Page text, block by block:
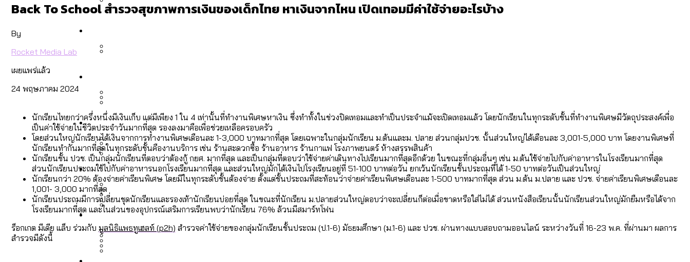
สมุดจดการบ้าน ส.ก. 2569 : แต่ละเขตมีปัญหาอะไรที่ ส.ก. ต้องทำการบ้าน
Vote62 ขอบคุณประชาชนที่ร่วมสังเกตการณ์การเลือกตั้งชวนคุยกันถึงบทเรียนที่เราได้รับจากเลือกตั้ง กรุงเทพฯ – พัทยา
กทม. มีอำนาจแค่ไหน ในการแก้ปัญหาให้คนที่อาศัยอยู่ในกรุงเทพฯ
สวนสาธารณะและพื้นที่สีเขียวใน กทม. เพิ่มขึ้นและเข้าถึงได้มากน้อยแค่ไหน
ขยะมูลฝอย 2568 [ข้อมูลดิบ]
ขยะของคน กทม. ที่ยังถูกนำไปทิ้งที่ ฉะเชิงเทรา นครปฐม และล่าสุดที่กาญจนบุรี
โลกใบเดียว สิทธิไม่เท่ากัน: กฎหมายการรับรองเพศของ Transgender ทั่วโลก ประเทศไหนทำได้บ้าง?
สำรวจ Hate Speech ที่ถูกผลิตซ้ำผ่านวิดีโอ AI ในช่วงความขัดแย้งไทย-กัมพูชา [ข้อมูลดิบ]
ความเกลียดชังที่ขายได้ : สำรวจ Hate Speech ที่ถูกผลิตซ้ำผ่านวิดีโอ AI ในช่วงความขัดแย้งไทย-กัมพูชา
Economy
เมกะโปรเจ็กต์ของ กทม. ในช่วงที่มีการใช้งบคาบเกี่ยวในยุคชัชชาติ มีอะไร ใช้งบแค่ไหน
ค่าฝุ่นในกรุงเทพฯ 2025 เทียบกับจำนวนควันบุหรี่ที่เข้าปอด [ข้อมูลดิบ]
Future
สังคมผู้สูงอายุไทย [ข้อมูลดิบ]
Database
Back To School สำรวจสุขภาพการเงินของเด็กไทย หาเงินจากไหน เปิดเทอมมีค่าใช้จ่ายอะไรบ้าง
By
Rocket Media Lab
เผยแพร่แล้ว
24 พฤษภาคม 2024
นักเรียนไทยกว่าครึ่งหนึ่งมีเงินเก็บ แต่มีเพียง 1 ใน 4 เท่านั้นที่ทำงานพิเศษหาเงิน ซึ่งทำทั้งในช่วงปิดเทอมและทำเป็นประจำแม้จะเปิดเทอมแล้ว โดยนักเรียนในทุกระดับชั้นที่ทำงานพิเศษมีวัตถุประสงค์เพื่อ
เป็นค่าใช้จ่ายในชีวิตประจำวันมากที่สุด รองลงมาคือเพื่อช่วยเหลือครอบครัว
โดยส่วนใหญ่นักเรียนได้เงินจากการทำงานพิเศษเดือนละ 1-3,000 บาทมากที่สุด โดยเฉพาะในกลุ่มนักเรียน ม.ต้นและม. ปลาย ส่วนกลุ่มปวช. นั้นส่วนใหญ่ได้เดือนละ 3,001-5,000 บาท โดยงานพิเศษที่
นักเรียนทำกันมากที่สุดในทุกระดับชั้นคืองานบริการ เช่น ร้านสะดวกซื้อ ร้านอาหาร ร้านกาแฟ โรงภาพยนตร์ ห้างสรรพสินค้า
นักเรียนชั้น ปวช. เป็นกลุ่มนักเรียนที่ตอบว่าต้องกู้ กยศ. มากที่สุด และเป็นกลุ่มที่ตอบว่าใช้จ่ายค่าเดินทางไปเรียนมากที่สุดอีกด้วย ในขณะที่กลุ่มอื่นๆ เช่น ม.ต้นใช้จ่ายไปกับค่าอาหารในโรงเรียนมากที่สุด
ส่วนนักเรียนประถมใช้ไปกับค่าอาหารนอกโรงเรียนมากที่สุด และส่วนใหญ่มักได้เงินไปโรงเรียนอยู่ที่ 51-100 บาทต่อวัน ยกเว้นนักเรียนชั้นประถมที่ได้ 1-50 บาทต่อวันเป็นส่วนใหญ่
นักเรียนกว่า 20% ต้องจ่ายค่าเรียนพิเศษ โดยมีในทุกระดับชั้นต้องจ่าย ตั้งแต่ชั้นประถมที่สะท้อนว่าจ่ายค่าเรียนพิเศษเดือนละ 1-500 บาทมากที่สุด ส่วน ม.ต้น ม.ปลาย และ ปวช. จ่ายค่าเรียนพิเศษเดือนละ
1,001- 3,000 มากที่สุด
นักเรียนประถมมีการเปลี่ยนชุดนักเรียนและรองเท้านักเรียนบ่อยที่สุด ในขณะที่นักเรียน ม.ปลายส่วนใหญ่ตอบว่าจะเปลี่ยนก็ต่อเมื่อขาดหรือใส่ไม่ได้ ส่วนหนังสือเรียนนั้นนักเรียนส่วนใหญ่มักยืมหรือได้จาก
โรงเรียนมากที่สุด และในส่วนของอุปกรณ์เสริมการเรียนพบว่านักเรียน 76% ล้วนมีสมาร์ทโฟน
ร็อกเกต มีเดีย แล็บ ร่วมกับ มูลนิธิแพธทูเฮลท์ (p2h) สำรวจค่าใช้จ่ายของกลุ่มนักเรียนชั้นประถม (ป.1-6) มัธยมศึกษา (ม.1-6) และ ปวช. ผ่านทางแบบสอบถามออนไลน์ ระหว่างวันที่ 16-23 พ.ค. ที่ผ่านมา ผลการ
สำรวจมีดังนี้